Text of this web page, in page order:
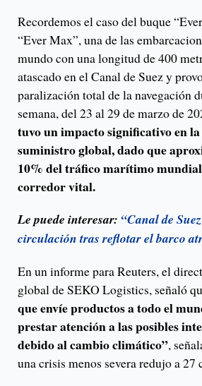
Recordemos el caso del buque
“Ever Max”, una de las
mundo con una longitud de 400
atascado en el Canal de Suez y
paralización total de la navegación
semana, del 23 al 29 de marzo de
tuvo un impacto significativo en la
suministro global, dado que
10% del tráfico marítimo mundial
corredor vital.
Le puede interesar: “Canal de
circulación tras reflotar el barco
En un informe para Reuters, el
global de SEKO Logistics, señaló
que envíe productos a todo el
prestar atención a las posibles
debido al cambio climático”,
una crisis menos severa redujo a 27